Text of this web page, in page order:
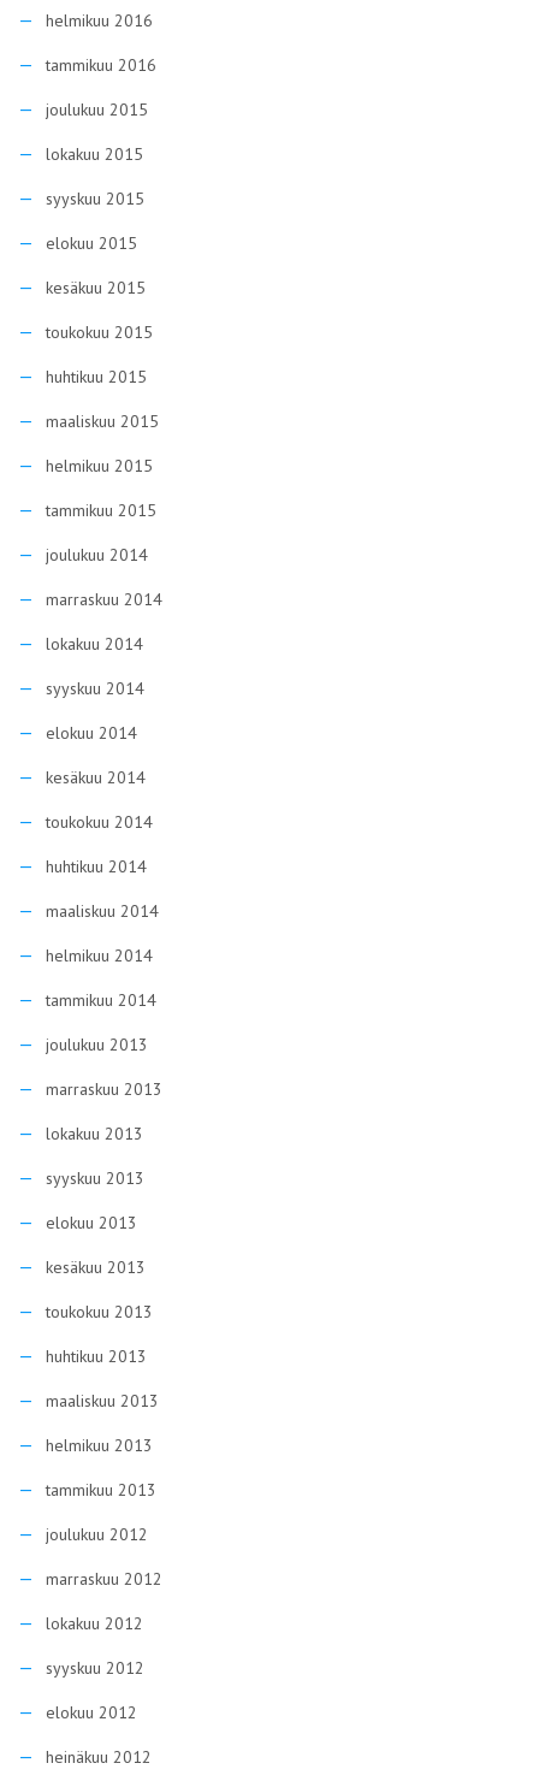
helmikuu 2016
tammikuu 2016
joulukuu 2015
lokakuu 2015
syyskuu 2015
elokuu 2015
kesäkuu 2015
toukokuu 2015
huhtikuu 2015
maaliskuu 2015
helmikuu 2015
tammikuu 2015
joulukuu 2014
marraskuu 2014
lokakuu 2014
syyskuu 2014
elokuu 2014
kesäkuu 2014
toukokuu 2014
huhtikuu 2014
maaliskuu 2014
helmikuu 2014
tammikuu 2014
joulukuu 2013
marraskuu 2013
lokakuu 2013
syyskuu 2013
elokuu 2013
kesäkuu 2013
toukokuu 2013
huhtikuu 2013
maaliskuu 2013
helmikuu 2013
tammikuu 2013
joulukuu 2012
marraskuu 2012
lokakuu 2012
syyskuu 2012
elokuu 2012
heinäkuu 2012